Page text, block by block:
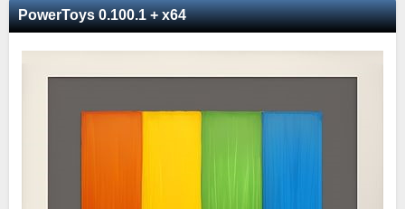
PowerToys 0.100.1 + x64